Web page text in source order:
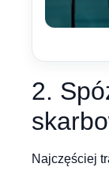
2.
Najczęściej